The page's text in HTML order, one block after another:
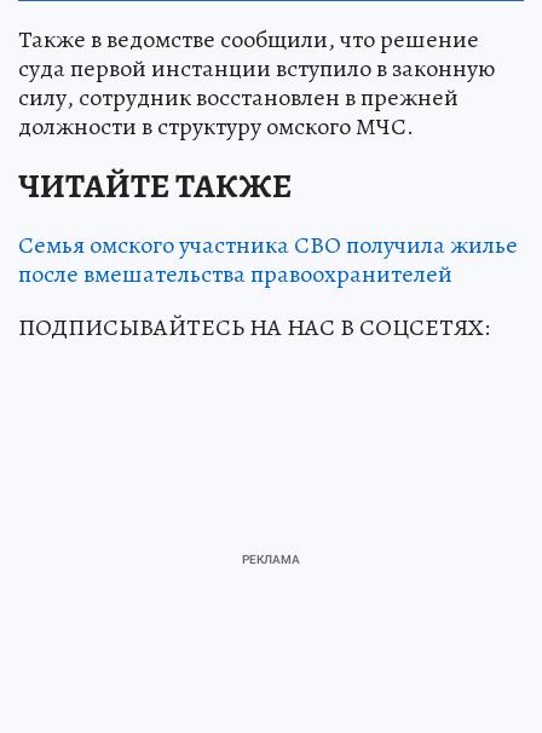
Также в ведомстве сообщили, что решение
суда первой инстанции вступило в законную
силу, сотрудник восстановлен в прежней
должности в структуру омского МЧС.
ЧИТАЙТЕ ТАКЖЕ
Семья омского участника СВО получила жилье
после вмешательства правоохранителей
ПОДПИСЫВАЙТЕСЬ НА НАС В СОЦСЕТЯХ: